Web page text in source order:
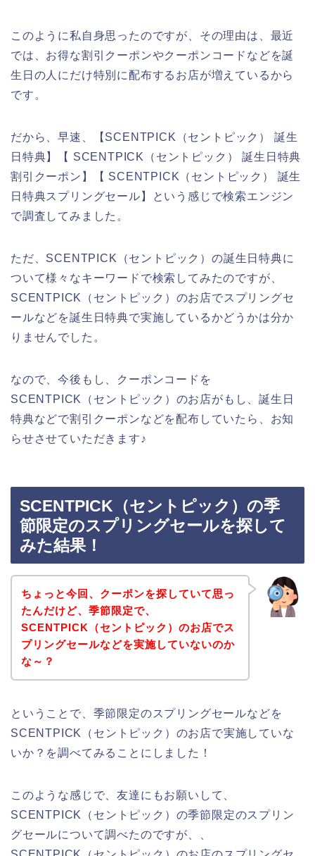
このように私自身思ったのですが、その理由は、最近
では、お得な割引クーポンやクーポンコードなどを誕
生日の人にだけ特別に配布するお店が増えているから
です。
だから、早速、【SCENTPICK（セントピック） 誕生
日特典】【 SCENTPICK（セントピック） 誕生日特典
割引クーポン】【 SCENTPICK（セントピック） 誕生
日特典スプリングセール】という感じで検索エンジン
で調査してみました。
ただ、SCENTPICK（セントピック）の誕生日特典に
ついて様々なキーワードで検索してみたのですが、
SCENTPICK（セントピック）のお店でスプリングセ
ールなどを誕生日特典で実施しているかどうかは分か
りませんでした。
なので、今後もし、クーポンコードを
SCENTPICK（セントピック）のお店がもし、誕生日
特典などで割引クーポンなどを配布していたら、お知
らせさせていただきます♪
SCENTPICK（セントピック）の季
節限定のスプリングセールを探して
みた結果！
ちょっと今回、クーポンを探していて思っ
たんだけど、季節限定で、
SCENTPICK（セントピック）のお店でス
プリングセールなどを実施していないのか
な～？
ということで、季節限定のスプリングセールなどを
SCENTPICK（セントピック）のお店で実施していな
いか？を調べてみることにしました！
このような感じで、友達にもお願いして、
SCENTPICK（セントピック）の季節限定のスプリン
グセールについて調べたのですが、、